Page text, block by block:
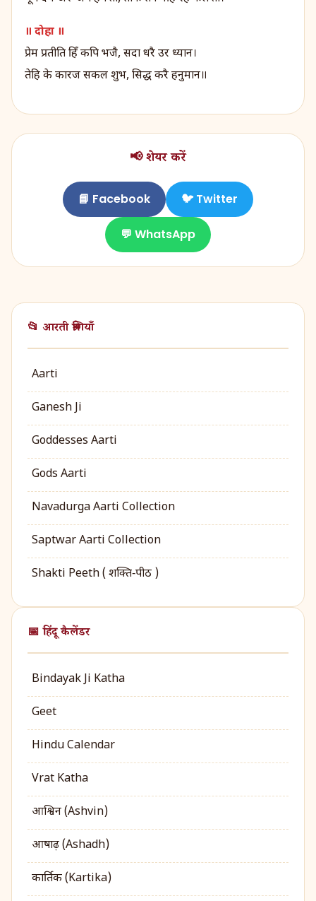
॥ दोहा ॥
प्रेम प्रतीति हिँ कपि भजै, सदा धरै उर ध्यान।
तेहि के कारज सकल शुभ, सिद्ध करै हनुमान॥
📢 शेयर करें
📘 Facebook 🐦 Twitter
💬 WhatsApp
📂 आरती श्रेणियाँ
Aarti
Ganesh Ji
Goddesses Aarti
Gods Aarti
Navadurga Aarti Collection
Saptwar Aarti Collection
Shakti Peeth ( शक्ति‑पीठ )
📅 हिंदू कैलेंडर
Bindayak Ji Katha
Geet
Hindu Calendar
Vrat Katha
आश्विन (Ashvin)
आषाढ़ (Ashadh)
कार्तिक (Kartika)